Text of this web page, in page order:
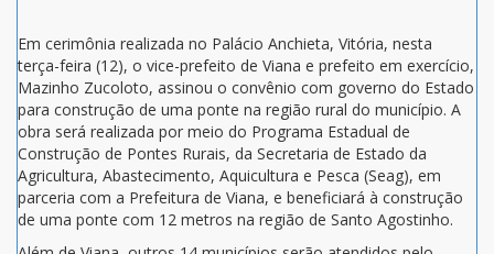
Em cerimônia realizada no Palácio Anchieta, Vitória, nesta
terça-feira (12), o vice-prefeito de Viana e prefeito em exercício,
Mazinho Zucoloto, assinou o convênio com governo do Estado
para construção de uma ponte na região rural do município. A
obra será realizada por meio do Programa Estadual de
Construção de Pontes Rurais, da Secretaria de Estado da
Agricultura, Abastecimento, Aquicultura e Pesca (Seag), em
parceria com a Prefeitura de Viana, e beneficiará à construção
de uma ponte com 12 metros na região de Santo Agostinho.